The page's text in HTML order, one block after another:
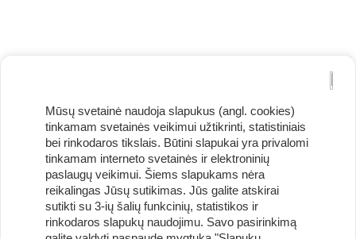
Užsisakykite naujienlaiškį ir pirmi gaukite geriausius
pasiūlymus!
Mūsų svetainė naudoja slapukus (angl. cookies)
tinkamam svetainės veikimui užtikrinti, statistiniais
bei rinkodaros tikslais. Būtini slapukai yra privalomi
tinkamam interneto svetainės ir elektroninių
paslaugų veikimui. Šiems slapukams nėra
reikalingas Jūsų sutikimas. Jūs galite atskirai
sutikti su 3-ių šalių funkcinių, statistikos ir
rinkodaros slapukų naudojimu. Savo pasirinkimą